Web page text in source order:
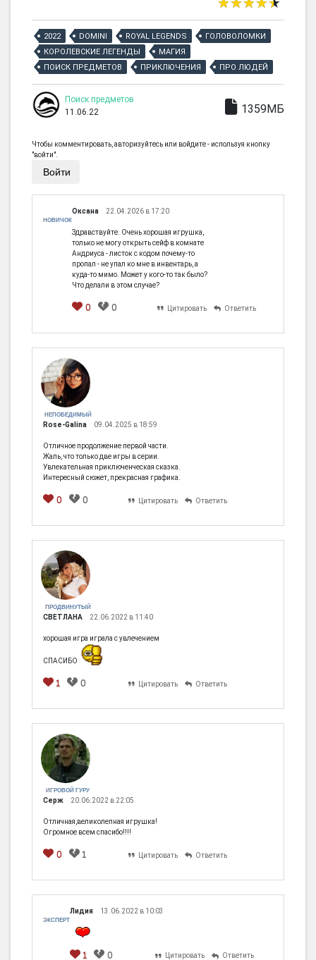
2022 DOMINI ROYAL LEGENDS
ГОЛОВОЛОМКИ
КОРОЛЕВСКИЕ ЛЕГЕНДЫ
МАГИЯ
ПОИСК ПРЕДМЕТОВ
ПРИКЛЮЧЕНИЯ ПРО ЛЮДЕЙ
Поиск предметов
11.06.22
1359МБ
Чтобы комментировать, авторизуйтесь или войдите - используя кнопку
"войти".
Войти
НОВИЧОК
Оксана 22.04.2026 в 17:20
Здравствуйте. Очень хорошая игрушка,
только не могу открыть сейф в комнате
Андриуса - листок с кодом почему-то
пропал - не упал ко мне в инвентарь, а
куда-то мимо. Может у кого-то так было?
Что делали в этом случае?
0 0 Цитировать Ответить
НЕПОБЕДИМЫЙ
Rose-Galina 09.04.2025 в 18:59
Отличное продолжение первой части.
Жаль, что только две игры в серии.
Увлекательная приключенческая сказка.
Интересный сюжет, прекрасная графика.
0 0 Цитировать Ответить
ПРОДВИНУТЫЙ
СВЕТЛАНА 22.06.2022 в 11:40
хорошая игра играла с увлечением
СПАСИБО
1 0 Цитировать Ответить
ИГРОВОЙ ГУРУ
Серж 20.06.2022 в 22:05
Отличная,великолепная игрушка!
Огромное всем спасибо!!!!
0 1 Цитировать Ответить
ЭКСПЕРТ
Лидия 13.06.2022 в 10:03
1 0 Цитировать Ответить